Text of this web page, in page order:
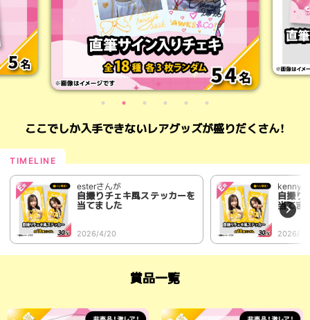
ここでしか入手できないレアグッズが盛りだくさん！
esterさんが
自撮りチェキ風ステッカーを
当てました
2026/4/20
kenny
自撮り
当てま
2026/4/
賞品一覧